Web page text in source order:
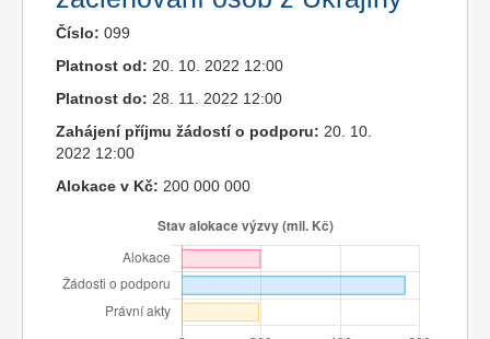
Číslo: 099
Platnost od: 20. 10. 2022 12:00
Platnost do: 28. 11. 2022 12:00
Zahájení příjmu žádostí o podporu: 20. 10.
2022 12:00
Alokace v Kč: 200 000 000